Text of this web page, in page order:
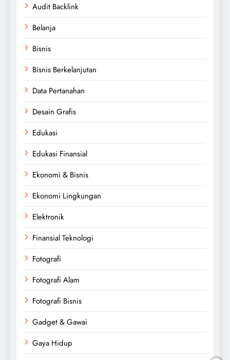
Audit Backlink
Belanja
Bisnis
Bisnis Berkelanjutan
Data Pertanahan
Desain Grafis
Edukasi
Edukasi Finansial
Ekonomi & Bisnis
Ekonomi Lingkungan
Elektronik
Finansial Teknologi
Fotografi
Fotografi Alam
Fotografi Bisnis
Gadget & Gawai
Gaya Hidup